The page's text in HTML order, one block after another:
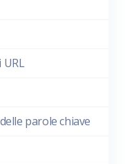
parole chiave